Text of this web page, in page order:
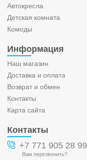
Автокресла
Детская комната
Комоды
Информация
Наш магазин
Доставка и оплата
Возврат и обмен
Контакты
Карта сайта
Контакты
+7 771 905 28 99
Вам перезвонить?